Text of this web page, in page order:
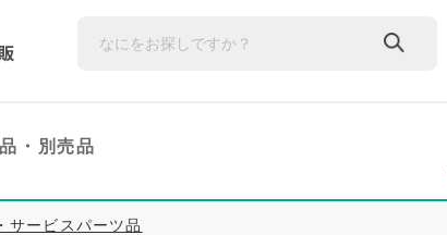
・ 別売品
サービスパーツ品